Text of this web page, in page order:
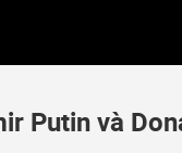
Putin và